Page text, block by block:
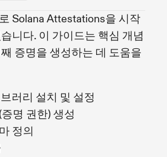
Solana Attestations을 시작
니다. 이 가이드는 핵심 개념
증명을 생성하는 데 도움을
러리 설치 및 설정
명 권한) 생성
정의